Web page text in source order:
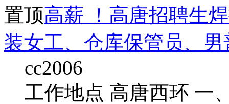
置顶高薪 ！高唐招聘生
装女工、仓库保管员、
cc2006
工作地点 高唐西环 一